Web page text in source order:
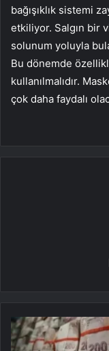
bağışıklık sistemi
etkiliyor. Salgın bir
solunum yoluyla
Bu dönemde
kullanılmalıdır.
çok daha faydalı